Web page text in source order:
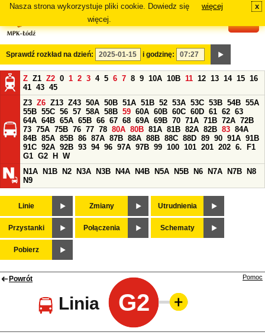
Nasza strona wykorzystuje pliki cookie. Dowiedz się
więcej.
więcej x
Sprawdź rozkład na dzień: i godzinę:
Z Z1 Z2 0 1 2 3 4 5 6 7 8 9 10A 10B 11 12 13 14 15 16
41 43 45
Z3 Z6 Z13 Z43 50A 50B 51A 51B 52 53A 53C 53B 54B 55A
55B 55C 56 57 58A 58B 59 60A 60B 60C 60D 61 62 63
64A 64B 65A 65B 66 67 68 69A 69B 70 71A 71B 72A 72B
73 75A 75B 76 77 78 80A 80B 81A 81B 82A 82B 83 84A
84B 85A 85B 86 87A 87B 88A 88B 88C 88D 89 90 91A 91B
91C 92A 92B 93 94 96 97A 97B 99 100 101 201 202 6.
F1
G1 G2 H
W
N1A
N1B N2 N3A N3B N4A N4B N5A N5B N6 N7A N7B
N8
N9
Linie Zmiany Utrudnienia
Przystanki Połączenia Schematy
Pobierz
Powrót
Linia G2
Pomoc